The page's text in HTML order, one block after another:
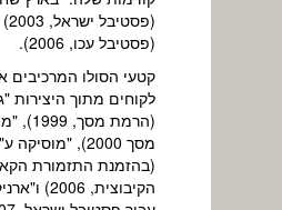
(פסטיבל עכו, 2006).
קטעי הסולו
לקוחים מתוך היצירות
(הרמת
מסך 2000),
(בהזמנת התזמורת
הקיבוצית,